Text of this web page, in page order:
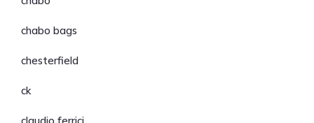
chabo bags
chesterfield
ck